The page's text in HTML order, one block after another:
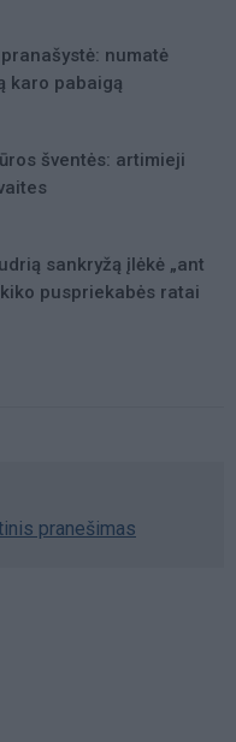
numatė
karo pabaigą
šventės: artimieji
sankryžą įlėkė „ant
puspriekabės ratai
pranešimas